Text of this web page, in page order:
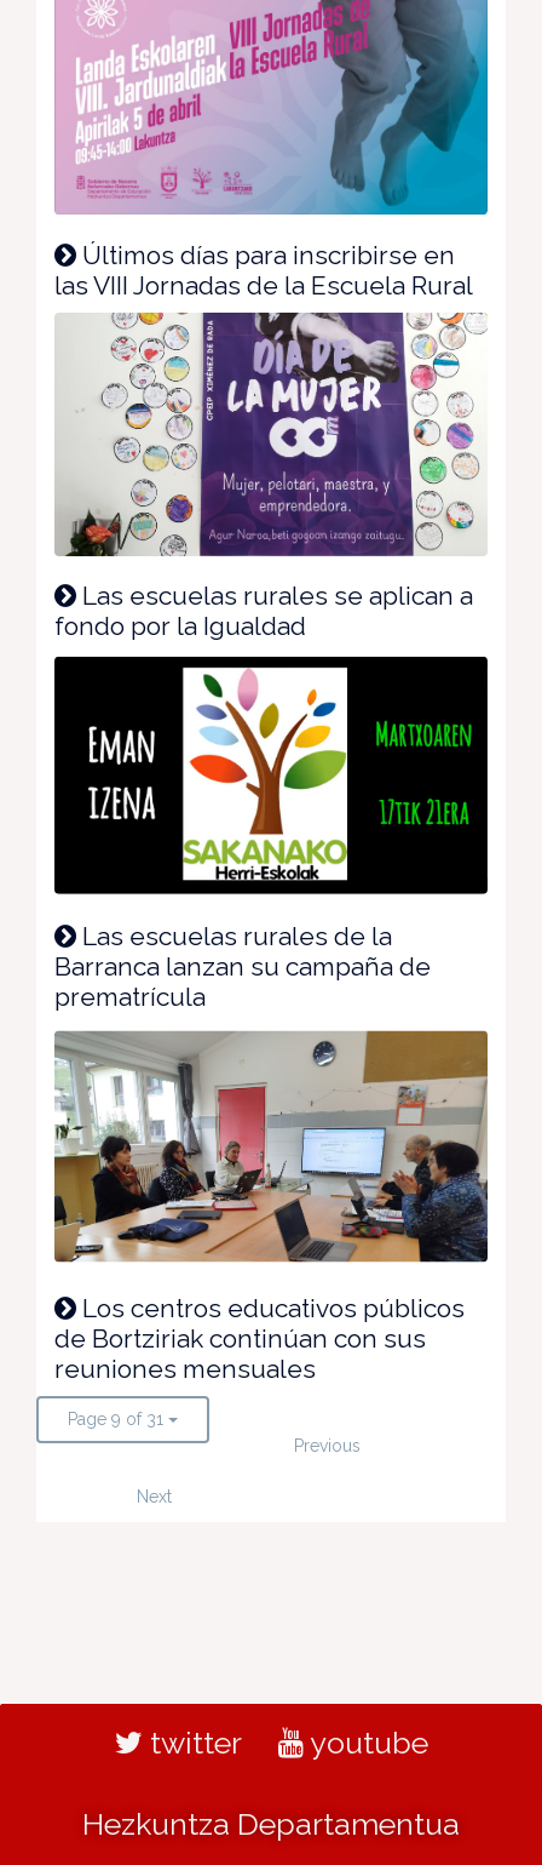
Últimos días para inscribirse en
las VIII Jornadas de la Escuela Rural
Las escuelas rurales se aplican a
fondo por la Igualdad
Las escuelas rurales de la
Barranca lanzan su campaña de
prematrícula
Los centros educativos públicos
de Bortziriak continúan con sus
reuniones mensuales
Page 9 of 31
Previous
Next
twitter youtube
Hezkuntza Departamentua